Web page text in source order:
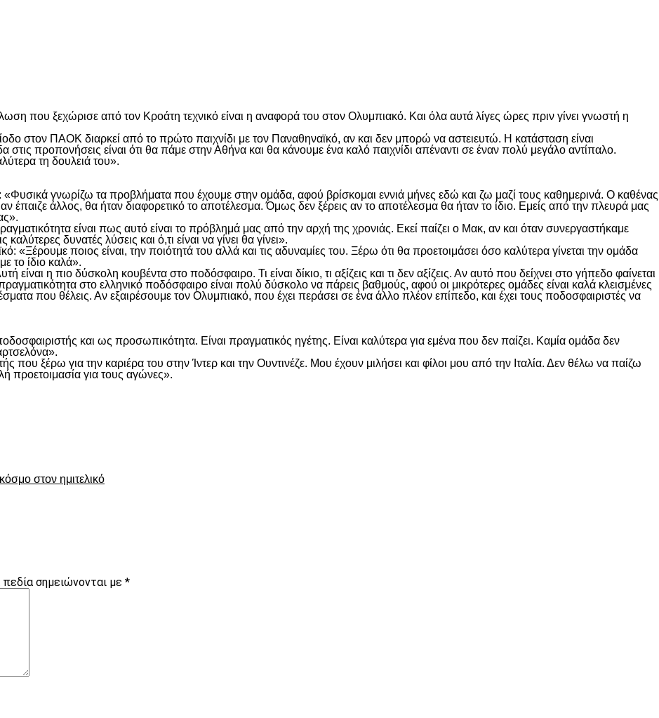
που ξεχώρισε από τον Κροάτη τεχνικό είναι η αναφορά του στον Ολυμπιακό. Και όλα αυτά λίγες ώρες πριν γίνει γνωστή η
στον ΠΑΟΚ διαρκεί από το πρώτο παιχνίδι με τον Παναθηναϊκό, αν και δεν μπορώ να αστειευτώ. Η κατάσταση είναι
στις προπονήσεις είναι ότι θα πάμε στην Αθήνα και θα κάνουμε ένα καλό παιχνίδι απέναντι σε έναν πολύ μεγάλο αντίπαλο.
τη δουλειά του».
«Φυσικά γνωρίζω τα προβλήματα που έχουμε στην ομάδα, αφού βρίσκομαι εννιά μήνες εδώ και ζω μαζί τους καθημερινά. Ο καθένας
έπαιζε άλλος, θα ήταν διαφορετικό το αποτέλεσμα. Όμως δεν ξέρεις αν το αποτέλεσμα θα ήταν το ίδιο. Εμείς από την πλευρά μας
είναι πως αυτό είναι το πρόβλημά μας από την αρχή της χρονιάς. Εκεί παίζει ο Μακ, αν και όταν συνεργαστήκαμε
δυνατές λύσεις και ό,τι είναι να γίνει θα γίνει».
«Ξέρουμε ποιος είναι, την ποιότητά του αλλά και τις αδυναμίες του. Ξέρω ότι θα προετοιμάσει όσο καλύτερα γίνεται την ομάδα
το ίδιο καλά».
η πιο δύσκολη κουβέντα στο ποδόσφαιρο. Τι είναι δίκιο, τι αξίζεις και τι δεν αξίζεις. Αν αυτό που δείχνει στο γήπεδο φαίνεται
στο ελληνικό ποδόσφαιρο είναι πολύ δύσκολο να πάρεις βαθμούς, αφού οι μικρότερες ομάδες είναι καλά κλεισμένες
που θέλεις. Αν εξαιρέσουμε τον Ολυμπιακό, που έχει περάσει σε ένα άλλο πλέον επίπεδο, και έχει τους ποδοσφαιριστές να
και ως προσωπικότητα. Είναι πραγματικός ηγέτης. Είναι καλύτερα για εμένα που δεν παίζει. Καμία ομάδα δεν
που ξέρω για την καριέρα του στην Ίντερ και την Ουντινέζε. Μου έχουν μιλήσει και φίλοι μου από την Ιταλία. Δεν θέλω να παίζω
προετοιμασία για τους αγώνες».
στον ημιτελικό
σημειώνονται με *